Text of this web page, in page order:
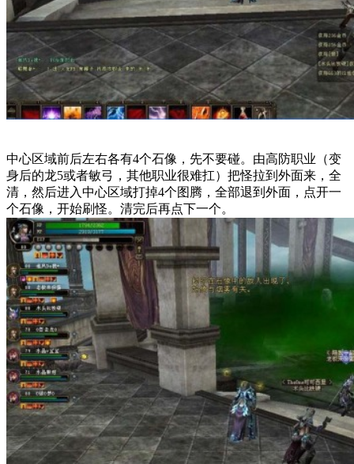
中心区域前后左右各有4个石像，先不要碰。由高防职业（变
身后的龙5或者敏弓，其他职业很难扛）把怪拉到外面来，全
清，然后进入中心区域打掉4个图腾，全部退到外面，点开一
个石像，开始刷怪。清完后再点下一个。